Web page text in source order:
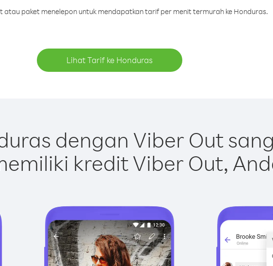
atau paket menelepon untuk mendapatkan tarif per menit termurah ke Honduras.
Lihat Tarif ke Honduras
dengan Viber Out
kredit Viber Out,